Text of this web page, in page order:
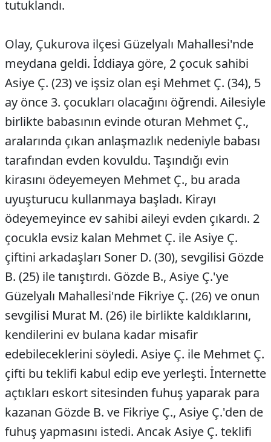
tutuklandı.
Olay, Çukurova ilçesi Güzelyalı Mahallesi'nde
meydana geldi. İddiaya göre, 2 çocuk sahibi
Asiye Ç. (23) ve işsiz olan eşi Mehmet Ç. (34), 5
ay önce 3. çocukları olacağını öğrendi. Ailesiyle
birlikte babasının evinde oturan Mehmet Ç.,
aralarında çıkan anlaşmazlık nedeniyle babası
tarafından evden kovuldu. Taşındığı evin
kirasını ödeyemeyen Mehmet Ç., bu arada
uyuşturucu kullanmaya başladı. Kirayı
ödeyemeyince ev sahibi aileyi evden çıkardı. 2
çocukla evsiz kalan Mehmet Ç. ile Asiye Ç.
çiftini arkadaşları Soner D. (30), sevgilisi Gözde
B. (25) ile tanıştırdı. Gözde B., Asiye Ç.'ye
Güzelyalı Mahallesi'nde Fikriye Ç. (26) ve onun
sevgilisi Murat M. (26) ile birlikte kaldıklarını,
kendilerini ev bulana kadar misafir
edebileceklerini söyledi. Asiye Ç. ile Mehmet Ç.
çifti bu teklifi kabul edip eve yerleşti. İnternette
açtıkları eskort sitesinden fuhuş yaparak para
kazanan Gözde B. ve Fikriye Ç., Asiye Ç.'den de
fuhuş yapmasını istedi. Ancak Asiye Ç. teklifi